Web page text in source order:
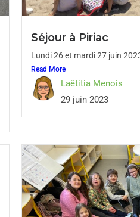
Séjour à Piriac
Lundi 26 et mardi 27 juin
Read More
Laëtitia Menois
29 juin 2023